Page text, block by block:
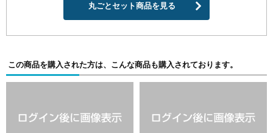
丸ごとセット商品を見る
この商品を購入された方は、こんな商品も購入されております。